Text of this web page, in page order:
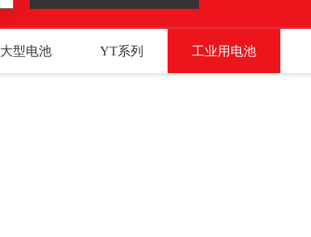
大型电池 YT系列 工业用电池